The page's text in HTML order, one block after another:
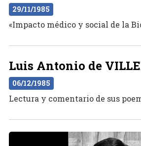
29/11/1985
«Impacto médico y social de la
Luis Antonio de
06/12/1985
Lectura y comentario de sus